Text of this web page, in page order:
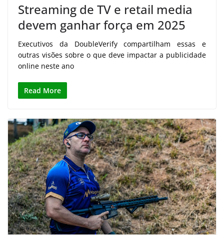
Streaming de TV e retail media
devem ganhar força em 2025
Executivos da DoubleVerify compartilham essas e
outras visões sobre o que deve impactar a publicidade
online neste ano
Read More